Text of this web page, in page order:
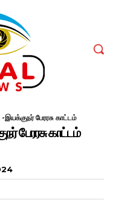
பேரரசு காட்டம்
பேரரசு காட்டம்